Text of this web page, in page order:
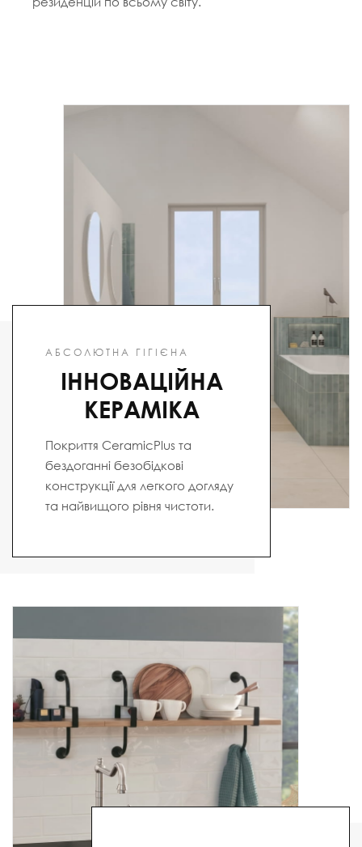
АБСОЛЮТНА ГІГІЄНА
ІННОВАЦІЙНА
КЕРАМІКА
Покриття CeramicPlus та
бездоганні безобідкові
конструкції для легкого догляду
та найвищого рівня чистоти.